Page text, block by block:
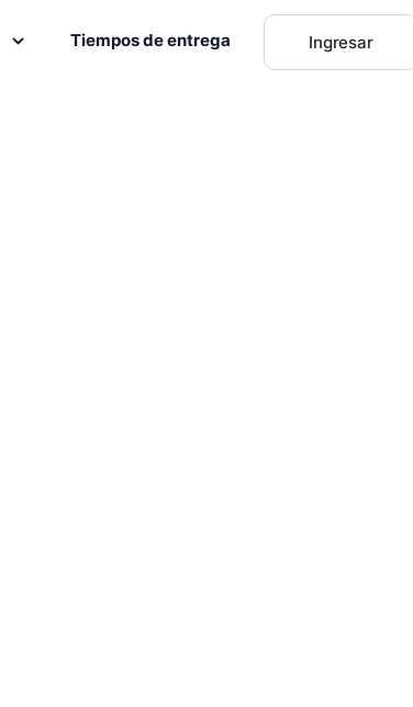
Tiempos de entrega Ingresar